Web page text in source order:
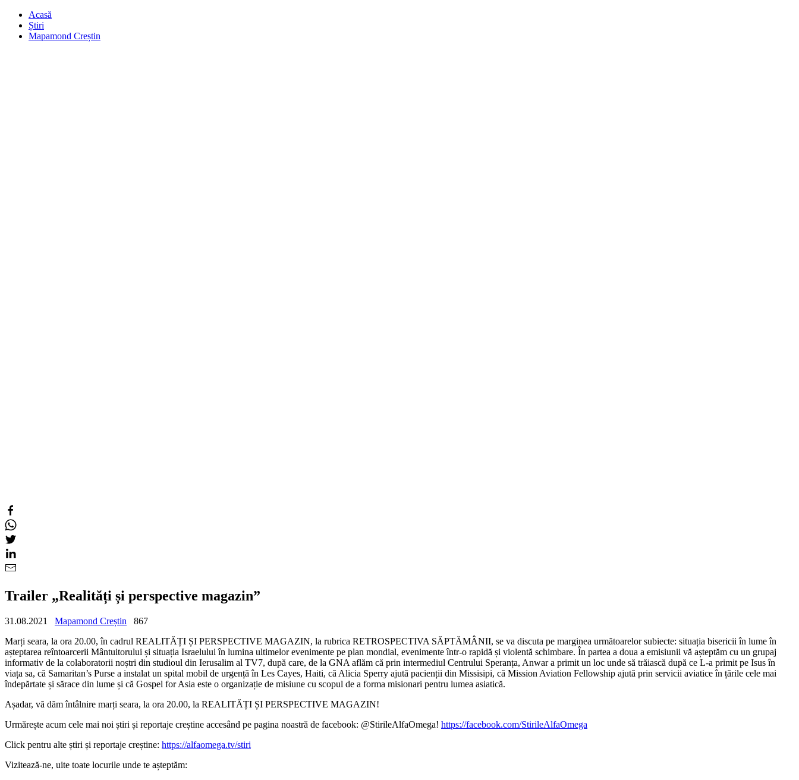
Acasă
Știri
Mapamond Creștin
Trailer „Realități și perspective magazin”
31.08.2021 Mapamond Creștin
867
Marți seara, la ora 20.00, în cadrul REALITĂȚI ȘI PERSPECTIVE MAGAZIN, la rubrica RETROSPECTIVA SĂPTĂMÂNII, se va discuta pe marginea următoarelor subiecte: situația bisericii în lume în
așteptarea reîntoarcerii Mântuitorului și situația Israelului în lumina ultimelor evenimente pe plan mondial, evenimente într-o rapidă și violentă schimbare. În partea a doua a emisiunii vă așteptăm cu un grupaj
informativ de la colaboratorii noștri din studioul din Ierusalim al TV7, după care, de la GNA aflăm că prin intermediul Centrului Speranța, Anwar a primit un loc unde să trăiască după ce L-a primit pe Isus în
viața sa, că Samaritan’s Purse a instalat un spital mobil de urgență în Les Cayes, Haiti, că Alicia Sperry ajută pacienții din Missisipi, că Mission Aviation Fellowship ajută prin servicii aviatice în țările cele mai
îndepărtate și sărace din lume și că Gospel for Asia este o organizație de misiune cu scopul de a forma misionari pentru lumea asiatică.
Așadar, vă dăm întâlnire marți seara, la ora 20.00, la REALITĂȚI ȘI PERSPECTIVE MAGAZIN!
Urmărește acum cele mai noi știri și reportaje creștine accesând pe pagina noastră de facebook: @StirileAlfaOmega! https://facebook.com/StirileAlfaOmega
Click pentru alte știri și reportaje creștine: https://alfaomega.tv/stiri
Vizitează-ne, uite toate locurile unde te așteptăm: